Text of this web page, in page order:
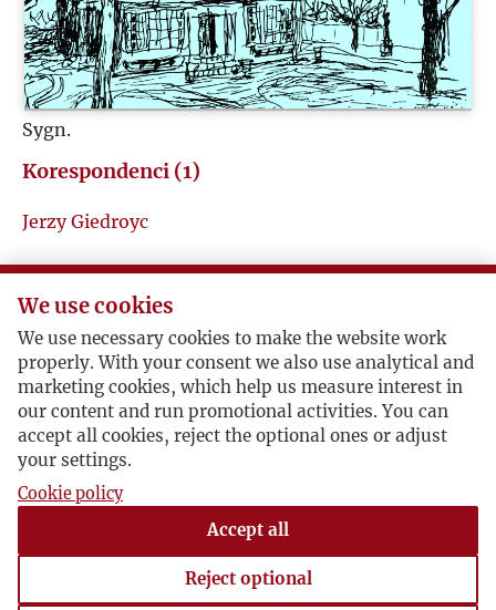
N
O
R
S
Ś
T
U
V
Sygn.
Korespondenci (1)
Jerzy Giedroyc
Plotki o Leo Heimanie
Monachium, 1963-11-10 , Stefan Władysław
Kozłowski
W odpowiedzi na wcześniejsze pytanie Giedroycia
Kozłowski podsumowuje wszystko, czego
dowiedział się o Leo Heimanie, autorze The
Ukrainian Bulletin (nie udało się dotrzeć do
artykułu, o którym mowa w liście). Informacje
pochodzą głównie od Theodora Oberländera i
We use cookies
We use necessary cookies to make the website work
properly. With your consent we also use analytical and
marketing cookies, which help us measure interest in
our content and run promotional activities. You can
accept all cookies, reject the optional ones or adjust
your settings.
Cookie policy
Accept all
Reject optional